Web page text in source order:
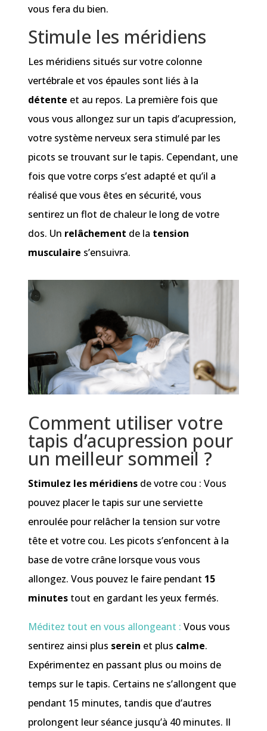
vous fera du bien.
Stimule les méridiens
Les méridiens situés sur votre colonne
vertébrale et vos épaules sont liés à la
détente et au repos. La première fois que
vous vous allongez sur un tapis d’acupression,
votre système nerveux sera stimulé par les
picots se trouvant sur le tapis. Cependant, une
fois que votre corps s’est adapté et qu’il a
réalisé que vous êtes en sécurité, vous
sentirez un flot de chaleur le long de votre
dos. Un relâchement de la tension
musculaire s’ensuivra.
Comment utiliser votre
tapis d’acupression pour
un meilleur sommeil ?
Stimulez les méridiensde votre cou : Vous
pouvez placer le tapis sur une serviette
enroulée pour relâcher la tension sur votre
tête et votre cou. Les picots s’enfoncent à la
base de votre crâne lorsque vous vous
allongez. Vous pouvez le faire pendant 15
minutestout en gardant les yeux fermés.
Méditez tout en vous allongeant : Vous vous
sentirez ainsi plus serein et plus calme.
Expérimentez en passant plus ou moins de
temps sur le tapis. Certains ne s’allongent que
pendant 15 minutes, tandis que d’autres
prolongent leur séance jusqu’à 40 minutes. Il